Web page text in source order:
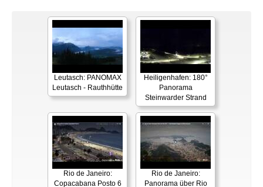
Leutasch: PANOMAX
Leutasch - Rauthhütte
Heiligenhafen: 180°
Panorama
Steinwarder Strand
Rio de Janeiro:
Copacabana Posto 6
Rio de Janeiro:
Panorama über Rio